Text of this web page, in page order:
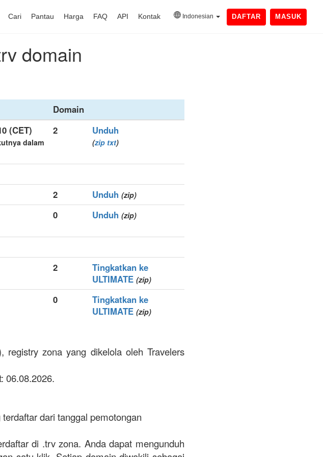
Cari Pantau Harga FAQ API Kontak Indonesian DAFTAR MASUK
domain
Domain
(CET)
dalam
2 Unduh
(zip txt)
2 Unduh (zip)
0 Unduh (zip)
2
Tingkatkan ke
ULTIMATE (zip)
0
Tingkatkan ke
ULTIMATE (zip)
registry zona yang dikelola oleh Travelers
06.08.2026.
dari tanggal pemotongan
di .trv zona. Anda dapat mengunduh